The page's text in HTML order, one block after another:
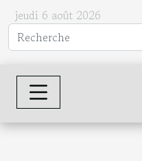
jeudi 6 août 2026